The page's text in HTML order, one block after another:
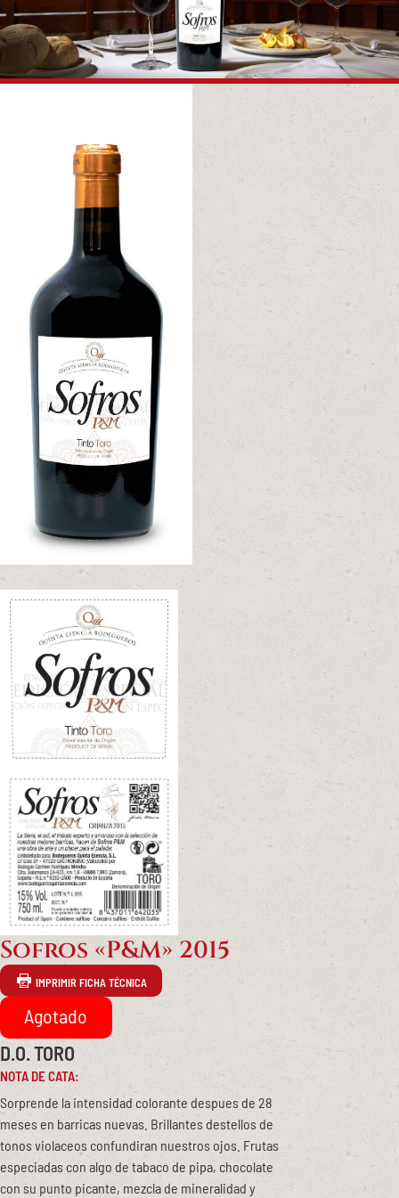
Sofros «P&M» 2015
IMPRIMIR FICHA TÉCNICA
D.O. TORO
NOTA DE CATA:
Sorprende la intensidad colorante despues de 28
meses en barricas nuevas. Brillantes destellos de
tonos violaceos confundiran nuestros ojos. Frutas
especiadas con algo de tabaco de pipa, chocolate
con su punto picante, mezcla de mineralidad y